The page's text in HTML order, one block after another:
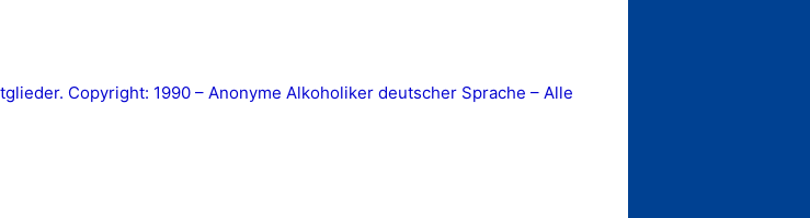
Copyright: 1990 – Anonyme Alkoholiker deutscher Sprache – Alle